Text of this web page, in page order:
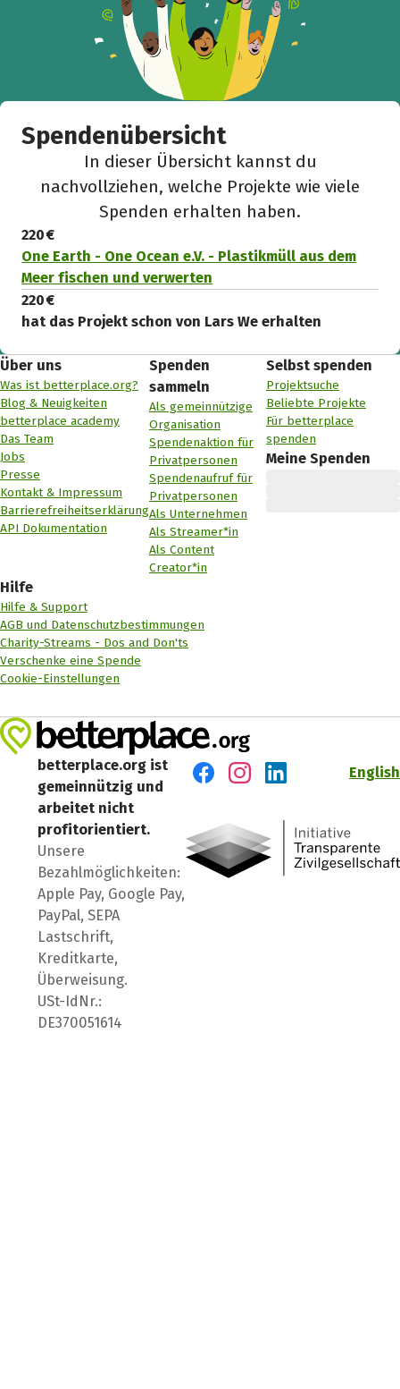
Spendenübersicht
In dieser Übersicht kannst du
nachvollziehen, welche Projekte wie viele
Spenden erhalten haben.
220 €
One Earth - One Ocean e.V. - Plastikmüll aus dem
Meer fischen und verwerten
220 €
hat das Projekt schon von Lars We erhalten
Über uns
Was ist betterplace.org?
Blog & Neuigkeiten
betterplace academy
Das Team
Jobs
Presse
Kontakt & Impressum
Barrierefreiheitserklärung
API Dokumentation
Spenden
sammeln
Als gemeinnützige
Organisation
Spendenaktion für
Privatpersonen
Spendenaufruf für
Privatpersonen
Als Unternehmen
Als Streamer*in
Als Content
Creator*in
Selbst spenden
Projektsuche
Beliebte Projekte
Für betterplace
spenden
Meine Spenden
Hilfe
Hilfe & Support
AGB und Datenschutzbestimmungen
Charity-Streams - Dos and Don'ts
Verschenke eine Spende
Cookie-Einstellungen
betterplace.org ist
gemeinnützig und
arbeitet nicht
profitorientiert.
Unsere
Bezahlmöglichkeiten:
Apple Pay, Google Pay,
PayPal, SEPA
Lastschrift,
Kreditkarte,
Überweisung.
USt-IdNr.:
DE370051614
English